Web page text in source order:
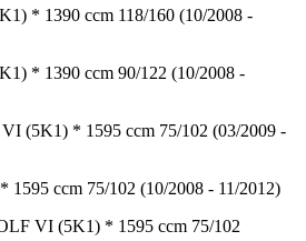
* 1390 ccm 118/160 (10/2008 -
* 1390 ccm 90/122 (10/2008 -
(5K1) * 1595 ccm 75/102 (03/2009 -
ccm 75/102 (10/2008 - 11/2012)
VI (5K1) * 1595 ccm 75/102